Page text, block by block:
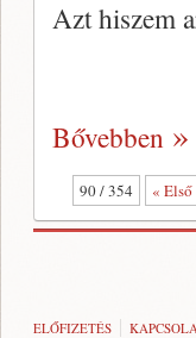
Azt hiszem
Bővebben
90 / 354 « Első
ELŐFIZETÉS